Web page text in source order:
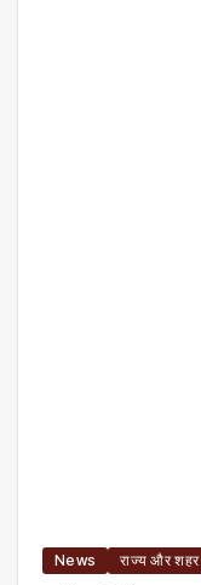
News राज्य और शहर